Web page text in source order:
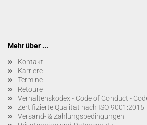
Mehr über ...
Kontakt
Karriere
Termine
Retoure
Verhaltenskodex - Code of Conduct -
Zertifizierte Qualität nach ISO 9001:2015
Versand- & Zahlungsbedingungen